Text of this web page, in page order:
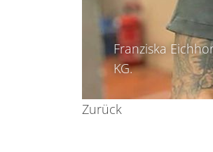
Franziska
KG.
Zurück